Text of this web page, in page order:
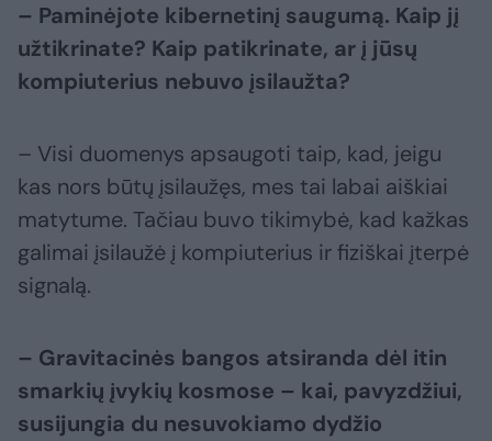
– Paminėjote kibernetinį saugumą. Kaip jį
užtikrinate? Kaip patikrinate, ar į jūsų
kompiuterius nebuvo įsilaužta?
– Visi duomenys apsaugoti taip, kad, jeigu
kas nors būtų įsilaužęs, mes tai labai aiškiai
matytume. Tačiau buvo tikimybė, kad kažkas
galimai įsilaužė į kompiuterius ir fiziškai įterpė
signalą.
– Gravitacinės bangos atsiranda dėl itin
smarkių įvykių kosmose – kai, pavyzdžiui,
susijungia du nesuvokiamo dydžio